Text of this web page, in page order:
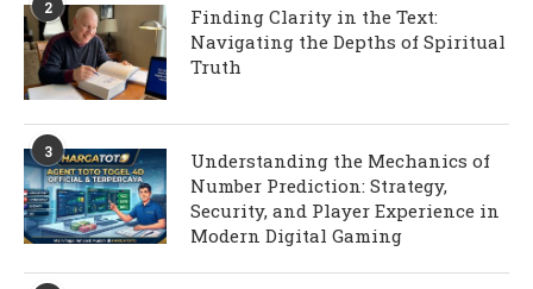
2
Finding Clarity in the Text:
Navigating the Depths of Spiritual
Truth
3
Understanding the Mechanics of
Number Prediction: Strategy,
Security, and Player Experience in
Modern Digital Gaming